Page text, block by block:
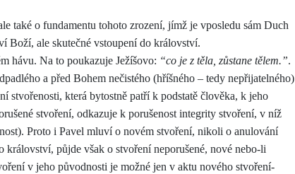
také o fundamentu tohoto zrození, jímž je vposledu sám Duch
Boží, ale skutečné vstoupení do království.
hávu. Na to poukazuje Ježíšovo: “co je z těla, zůstane tělem.”.
a před Bohem nečistého (hříšného – tedy nepřijatelného)
stvořenosti, která bytostně patří k podstatě člověka, k jeho
stvoření, odkazuje k porušenost integrity stvoření, v níž
Proto i Pavel mluví o novém stvoření, nikoli o anulování
půjde však o stvoření neporušené, nové nebo-li
v jeho původnosti je možné jen v aktu nového stvoření-